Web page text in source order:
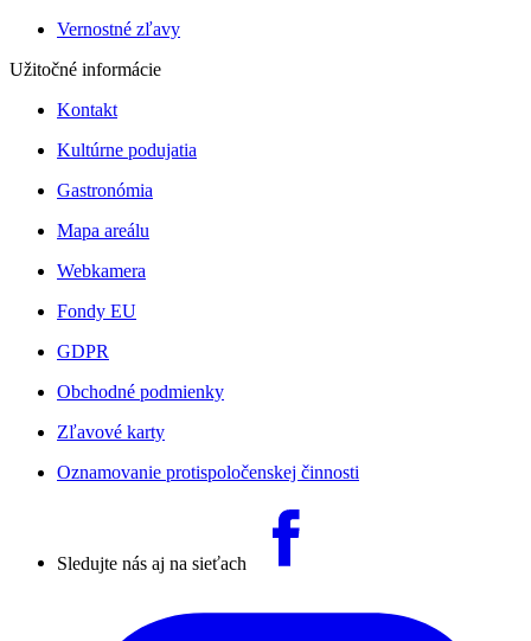
Vernostné zľavy
Užitočné informácie
Kontakt
Kultúrne podujatia
Gastronómia
Mapa areálu
Webkamera
Fondy EU
GDPR
Obchodné podmienky
Zľavové karty
Oznamovanie protispoločenskej činnosti
Sledujte nás aj na sieťach